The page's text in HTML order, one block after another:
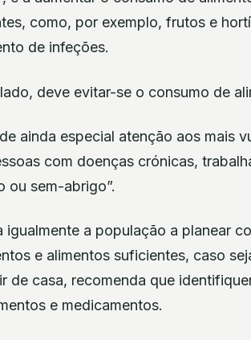
como, por exemplo, frutos e
de infeções.
deve evitar-se o consumo de
ainda especial atenção aos mais
com doenças crónicas,
ou sem-abrigo”.
igualmente a população a planear
e alimentos suficientes, caso
de casa, recomenda que
e medicamentos.